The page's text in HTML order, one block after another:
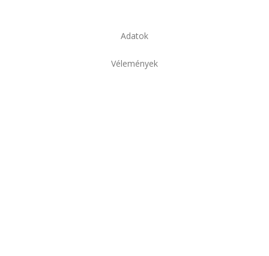
Adatok
Vélemények